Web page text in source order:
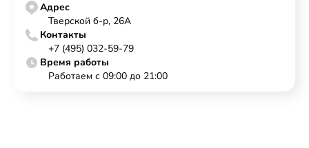
Адрес
Тверской б-р, 26А
Контакты
+7 (495) 032-59-79
Время работы
Работаем с 09:00 до 21:00